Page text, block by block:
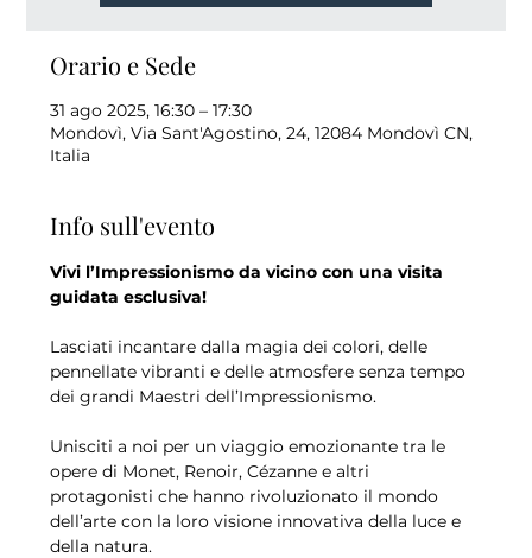
Orario e Sede
31 ago 2025, 16:30 – 17:30
Mondovì, Via Sant'Agostino, 24, 12084 Mondovì CN,
Italia
Info sull'evento
Vivi l’Impressionismo da vicino con una visita
guidata esclusiva!
Lasciati incantare dalla magia dei colori, delle
pennellate vibranti e delle atmosfere senza tempo
dei grandi Maestri dell’Impressionismo.
Unisciti a noi per un viaggio emozionante tra le
opere di Monet, Renoir, Cézanne e altri
protagonisti che hanno rivoluzionato il mondo
dell’arte con la loro visione innovativa della luce e
della natura.